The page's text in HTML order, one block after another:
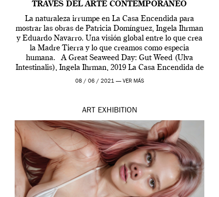
TRAVÉS DEL ARTE CONTEMPORÁNEO
La naturaleza irrumpe en La Casa Encendida para
mostrar las obras de Patricia Domínguez, Ingela Ihrman
y Eduardo Navarro. Una visión global entre lo que crea
la Madre Tierra y lo que creamos como especia
humana. A Great Seaweed Day: Gut Weed (Ulva
Intestinalis), Ingela Ihrman, 2019 La Casa Encendida de
Madrid y la Wellcome […]
08 / 06 / 2021 — VER MÁS
ART EXHIBITION